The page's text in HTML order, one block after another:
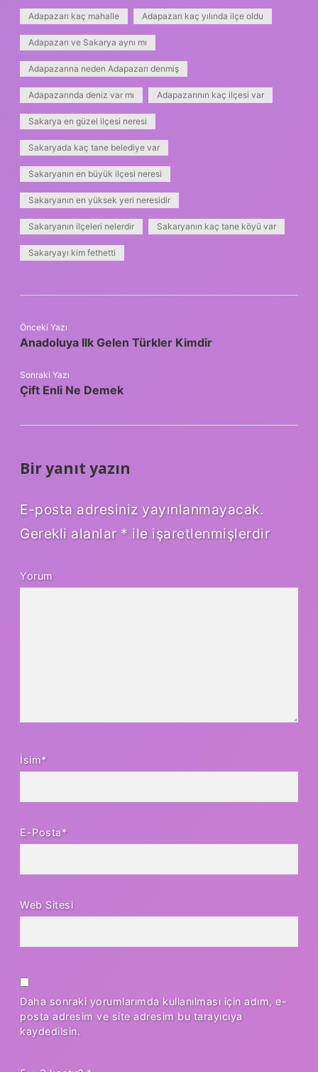
Adapazarı kaç mahalle Adapazarı kaç yılında ilçe oldu
Adapazarı ve Sakarya aynı mı
Adapazarına neden Adapazarı denmiş
Adapazarında deniz var mı Adapazarının kaç ilçesi var
Sakarya en güzel ilçesi neresi
Sakaryada kaç tane belediye var
Sakaryanın en büyük ilçesi neresi
Sakaryanın en yüksek yeri neresidir
Sakaryanın ilçeleri nelerdir Sakaryanın kaç tane köyü var
Sakaryayı kim fethetti
Önceki Yazı
Anadoluya Ilk Gelen Türkler Kimdir
Sonraki Yazı
Çift Enli Ne Demek
Bir yanıt yazın
E-posta adresiniz yayınlanmayacak.
Gerekli alanlar * ile işaretlenmişlerdir
Yorum
İsim*
E-Posta*
Web Sitesi
Daha sonraki yorumlarımda kullanılması için adım, e-
posta adresim ve site adresim bu tarayıcıya
kaydedilsin.